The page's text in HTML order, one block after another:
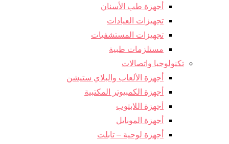
أجهزة طب الأسنان
تجهيزات العيادات
تجهيزات المستشفيات
مستلزمات طبية
تكنولوجيا واتصالات
أجهزة الألعاب والبلاي ستيشن
أجهزة الكمبيوتر المكتبية
أجهزة اللابتوب
أجهزة الموبايل
أجهزة لوحية – تابلت